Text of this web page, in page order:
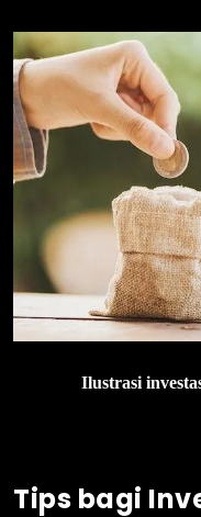
Ilustrasi
Tips bagi